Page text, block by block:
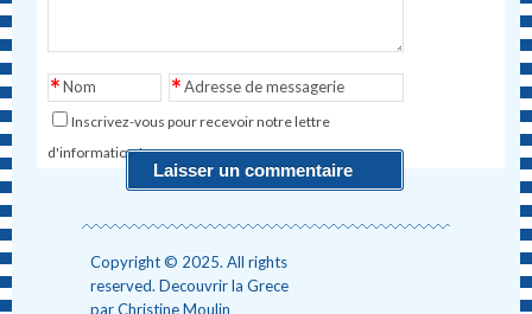
Nom
* Adresse de messagerie
*
Inscrivez-vous pour recevoir notre lettre
d'information !
Copyright © 2025. All rights
reserved. Decouvrir la Grece
par Christine Moulin